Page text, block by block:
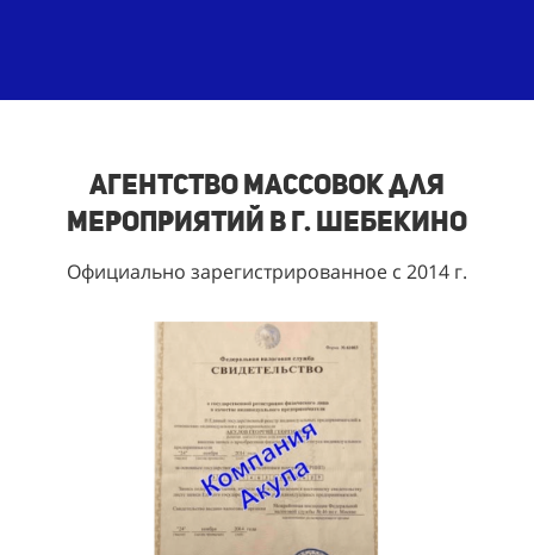
Агентство массовок для
мероприятий в г. Шебекино
Официально зарегистрированное с 2014 г.